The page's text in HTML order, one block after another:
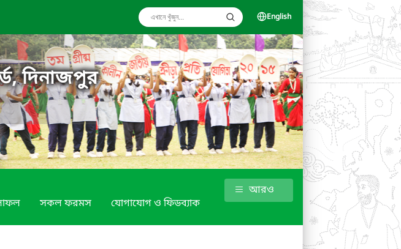
English
দিনাজপুর
সকল ফরমস যোগাযোগ ও ফিডব্যাক
আরও